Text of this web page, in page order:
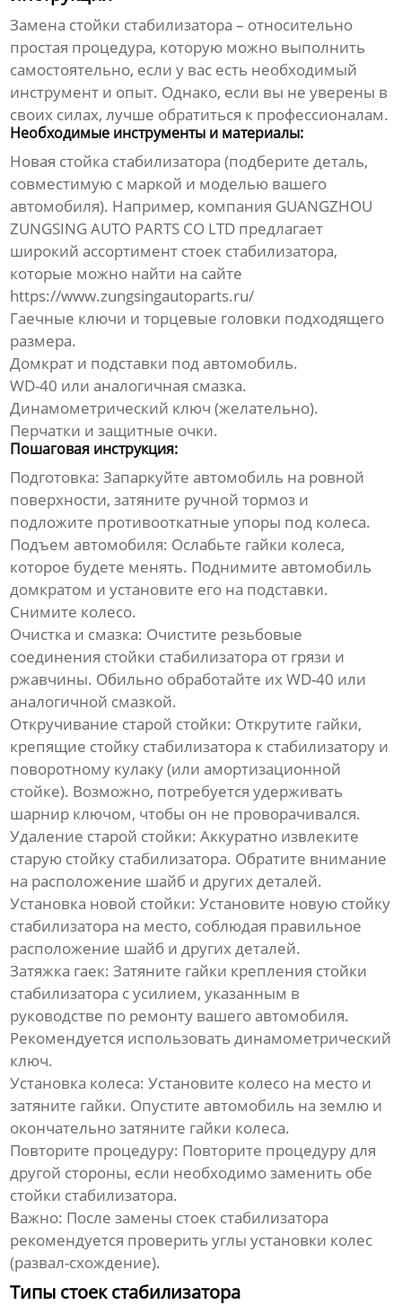
Замена стойки стабилизатора – относительно
простая процедура, которую можно выполнить
самостоятельно, если у вас есть необходимый
инструмент и опыт. Однако, если вы не уверены в
своих силах, лучше обратиться к профессионалам.
Необходимые инструменты и материалы:
Новая стойка стабилизатора (подберите деталь,
совместимую с маркой и моделью вашего
автомобиля). Например, компания GUANGZHOU
ZUNGSING AUTO PARTS CO LTD предлагает
широкий ассортимент стоек стабилизатора,
которые можно найти на сайте
https://www.zungsingautoparts.ru/
Гаечные ключи и торцевые головки подходящего
размера.
Домкрат и подставки под автомобиль.
WD-40 или аналогичная смазка.
Динамометрический ключ (желательно).
Перчатки и защитные очки.
Пошаговая инструкция:
Подготовка: Запаркуйте автомобиль на ровной
поверхности, затяните ручной тормоз и
подложите противооткатные упоры под колеса.
Подъем автомобиля: Ослабьте гайки колеса,
которое будете менять. Поднимите автомобиль
домкратом и установите его на подставки.
Снимите колесо.
Очистка и смазка: Очистите резьбовые
соединения стойки стабилизатора от грязи и
ржавчины. Обильно обработайте их WD-40 или
аналогичной смазкой.
Откручивание старой стойки: Открутите гайки,
крепящие стойку стабилизатора к стабилизатору и
поворотному кулаку (или амортизационной
стойке). Возможно, потребуется удерживать
шарнир ключом, чтобы он не проворачивался.
Удаление старой стойки: Аккуратно извлеките
старую стойку стабилизатора. Обратите внимание
на расположение шайб и других деталей.
Установка новой стойки: Установите новую стойку
стабилизатора на место, соблюдая правильное
расположение шайб и других деталей.
Затяжка гаек: Затяните гайки крепления стойки
стабилизатора с усилием, указанным в
руководстве по ремонту вашего автомобиля.
Рекомендуется использовать динамометрический
ключ.
Установка колеса: Установите колесо на место и
затяните гайки. Опустите автомобиль на землю и
окончательно затяните гайки колеса.
Повторите процедуру: Повторите процедуру для
другой стороны, если необходимо заменить обе
стойки стабилизатора.
Важно: После замены стоек стабилизатора
рекомендуется проверить углы установки колес
(развал-схождение).
Типы стоек стабилизатора